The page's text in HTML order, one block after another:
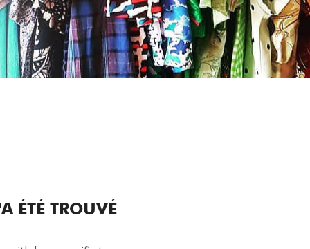
ÉTÉ TROUVÉ